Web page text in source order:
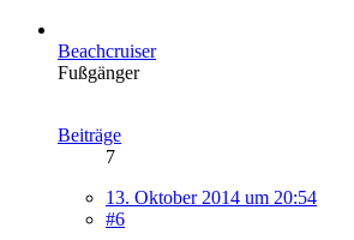
Beachcruiser
Fußgänger
Beiträge
7
13. Oktober 2014 um 20:54
#6